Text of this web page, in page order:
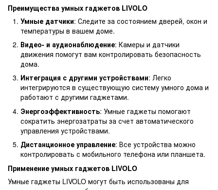
Преимущества умных гаджетов LIVOLO
Умные датчики: Следите за состоянием дверей, окон и
температуры в вашем доме.
Видео- и аудионаблюдение: Камеры и датчики
движения помогут вам контролировать безопасность
дома.
Интеграция с другими устройствами: Легко
интегрируются в существующую систему умного дома и
работают с другими гаджетами.
Энергоэффективность: Умные гаджеты помогают
сократить энергозатраты за счет автоматического
управления устройствами.
Дистанционное управление: Все устройства можно
контролировать с мобильного телефона или планшета.
Применение умных гаджетов LIVOLO
Умные гаджеты LIVOLO могут быть использованы для